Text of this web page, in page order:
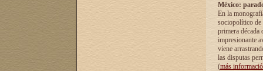
México:
En la
sociopolítico de
primera década
impresionante
viene
las disputas
(más